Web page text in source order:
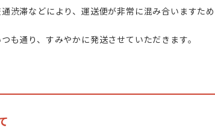
渋滞などにより、運送便が非常に混み合いますた
も通り、すみやかに発送させていただきます。